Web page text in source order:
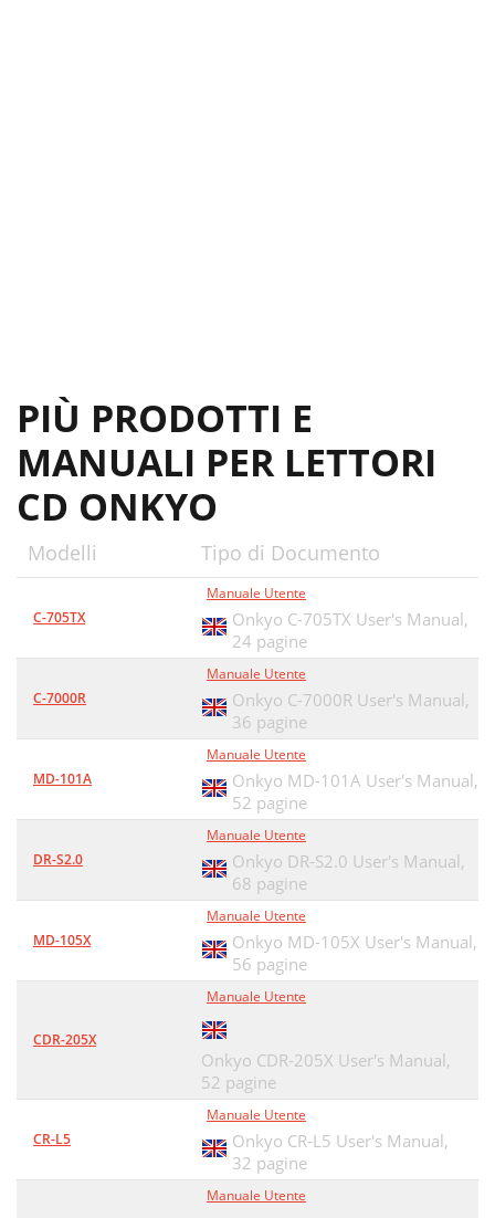
PIÙ PRODOTTI E
MANUALI PER LETTORI
CD ONKYO
Modelli Tipo di Documento
C-705TX
Manuale Utente
Onkyo C-705TX User's Manual,
24 pagine
C-7000R
Manuale Utente
Onkyo C-7000R User's Manual,
36 pagine
MD-101A
Manuale Utente
Onkyo MD-101A User's Manual,
52 pagine
DR-S2.0
Manuale Utente
Onkyo DR-S2.0 User's Manual,
68 pagine
MD-105X
Manuale Utente
Onkyo MD-105X User's Manual,
56 pagine
CDR-205X
Manuale Utente
Onkyo CDR-205X User's Manual,
52 pagine
CR-L5
Manuale Utente
Onkyo CR-L5 User's Manual,
32 pagine
Manuale Utente